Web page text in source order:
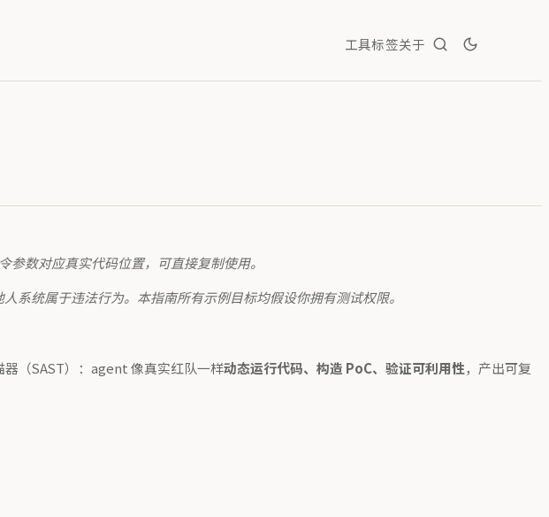
工具标签关于
参数对应真实代码位置，可直接复制使用。
系统属于违法行为。本指南所有示例目标均假设你拥有测试权限。
（SAST）：agent 像真实红队一样动态运行代码、构造 PoC、验证可利用性，产出可复